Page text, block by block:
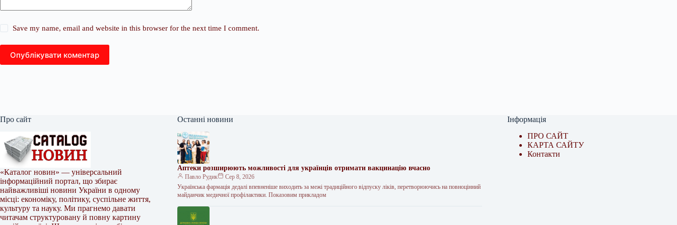
Save my name, email and website in this browser for the next time I comment.
Опублікувати коментар
Про сайт
«Каталог новин» — універсальний
інформаційний портал, що збирає
найважливіші новини України в одному
місці: економіку, політику, суспільне життя,
культуру та науку. Ми прагнемо давати
читачам структуровану й повну картину
Останні новини
Аптеки розширюють можливості для українців отримати вакцинацію вчасно
Павло Рудик
Сер 8, 2026
Українська фармація дедалі впевненіше виходить за межі традиційного відпуску ліків, перетворюючись на повноцінний
майданчик медичної профілактики. Показовим прикладом
Інформація
ПРО САЙТ
КАРТА САЙТУ
Контакти